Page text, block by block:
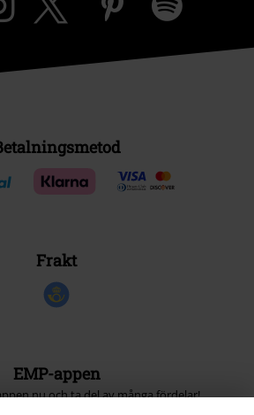
Frakt
EMP-appen
nu och ta del av många fördelar!